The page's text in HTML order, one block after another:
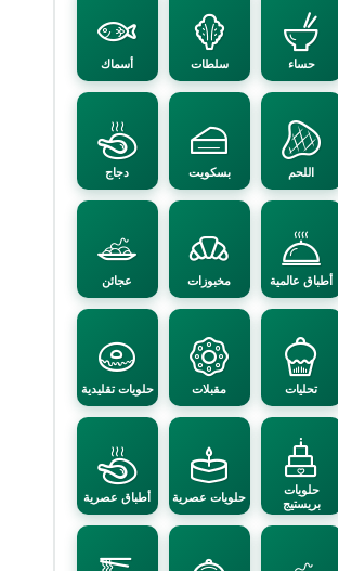
حساء سلطات أسماك
اللحم بسكويت دجاج
أطباق عالمية مخبوزات عجائن
تحليات مقبلات حلويات تقليدية
حلويات
بريستيج
حلويات عصرية أطباق عصرية